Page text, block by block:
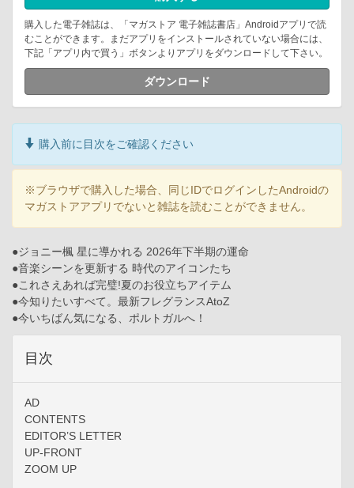
購入した電子雑誌は、「マガストア 電子雑誌書店」Androidアプリで読
むことができます。まだアプリをインストールされていない場合には、
下記「アプリ内で買う」ボタンよりアプリをダウンロードして下さい。
ダウンロード
購入前に目次をご確認ください
※ブラウザで購入した場合、同じIDでログインしたAndroidの
マガストアアプリでないと雑誌を読むことができません。
●ジョニー楓 星に導かれる 2026年下半期の運命
●音楽シーンを更新する 時代のアイコンたち
●これさえあれば完璧!夏のお役立ちアイテム
●今知りたいすべて。最新フレグランスAtoZ
●今いちばん気になる、ポルトガルへ！
目次
AD
CONTENTS
EDITOR’S LETTER
UP-FRONT
ZOOM UP